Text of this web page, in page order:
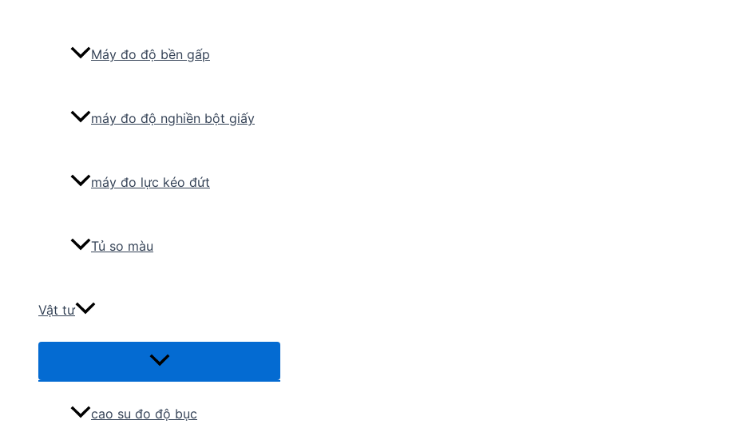
Máy đo độ bền gấp
máy đo độ nghiền bột giấy
máy đo lực kéo đứt
Tủ so màu
Vật tư
Menu
cao su đo độ bục